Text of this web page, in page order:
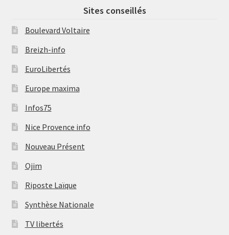
Sites conseillés
Boulevard Voltaire
Breizh-info
EuroLibertés
Europe maxima
Infos75
Nice Provence info
Nouveau Présent
Ojim
Riposte Laïque
Synthèse Nationale
TV libertés